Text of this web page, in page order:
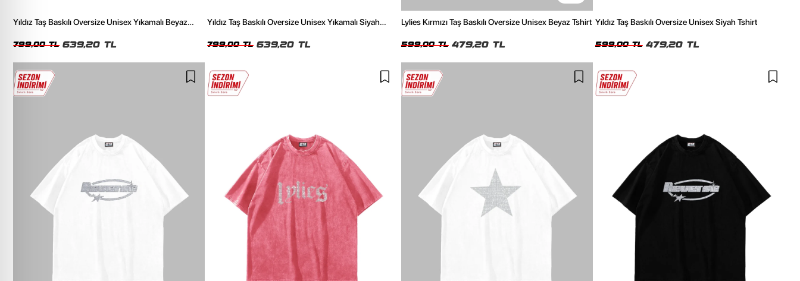
Yıldız Taş Baskılı Oversize Unisex Yıkamalı Beyaz
799,00 TL 639,20 TL
Yıldız Taş Baskılı Oversize Unisex Yıkamalı Siyah
799,00 TL 639,20 TL
Lylies Kırmızı Taş Baskılı Oversize Unisex Beyaz Tshirt
599,00 TL 479,20 TL
Yıldız Taş Baskılı Oversize Unisex Siyah Tshirt
599,00 TL 479,20 TL